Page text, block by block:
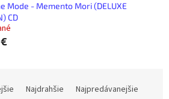
Mode - Memento Mori (DELUXE
CD
Najdrahšie
Najpredávanejšie